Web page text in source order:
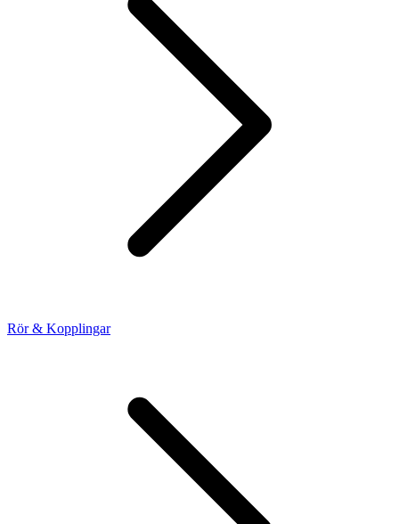
Rör & Kopplingar